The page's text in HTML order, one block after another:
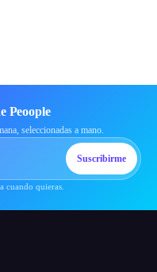
Peoople
seleccionadas a mano.
Suscribirme
cuando quieras.